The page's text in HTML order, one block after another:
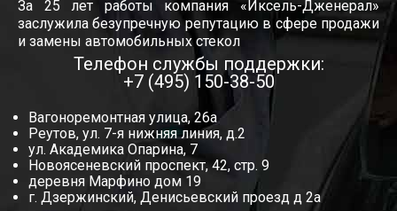
За 25 лет работы компания «Иксель-Дженерал»
заслужила безупречную репутацию в сфере продажи
и замены автомобильных стекол
Телефон службы поддержки:
+7 (495) 150-38-50
Вагоноремонтная улица, 26а
Реутов, ул. 7-я нижняя линия, д.2
ул. Академика Опарина, 7
Новоясеневский проспект, 42, стр. 9
деревня Марфино дом 19
г. Дзержинский, Денисьевский проезд д 2а